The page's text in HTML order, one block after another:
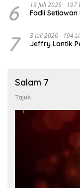
6 13 Juli 2026 197
Fadli
7 8 Juli 2026 194
Jeffry Lantik
Salam 7
Tajuk